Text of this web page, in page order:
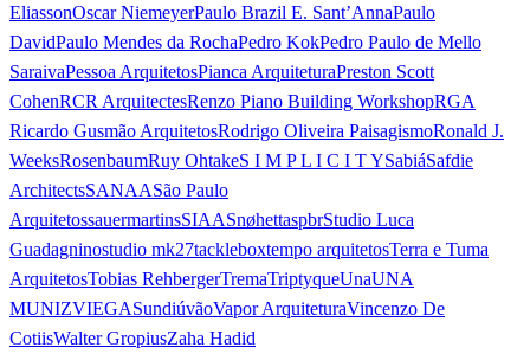
EliassonOscar NiemeyerPaulo Brazil E. Sant’AnnaPaulo
DavidPaulo Mendes da RochaPedro KokPedro Paulo de Mello
SaraivaPessoa ArquitetosPianca ArquiteturaPreston Scott
CohenRCR ArquitectesRenzo Piano Building WorkshopRGA
Ricardo Gusmão ArquitetosRodrigo Oliveira PaisagismoRonald J.
WeeksRosenbaumRuy OhtakeS I M P L I C I T YSabiáSafdie
ArchitectsSANAASão Paulo
ArquitetossauermartinsSIAASnøhettaspbrStudio Luca
Guadagninostudio mk27tackleboxtempo arquitetosTerra e Tuma
ArquitetosTobias RehbergerTremaTriptyqueUnaUNA
MUNIZVIEGASundiúvãoVapor ArquiteturaVincenzo De
CotiisWalter GropiusZaha Hadid